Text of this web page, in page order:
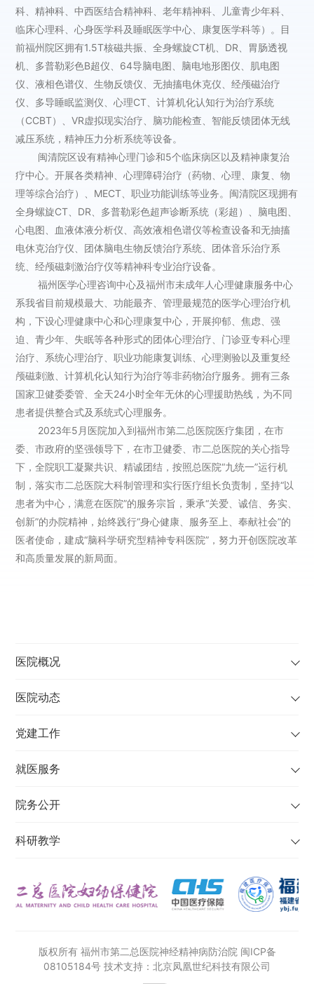
科、精神科、中西医结合精神科、老年精神科、儿童青少年科、
临床心理科、心身医学科及睡眠医学中心、康复医学科等）。目
前福州院区拥有1.5T核磁共振、全身螺旋CT机、DR、胃肠透视
机、多普勒彩色B超仪、64导脑电图、脑电地形图仪、肌电图
仪、液相色谱仪、生物反馈仪、无抽搐电休克仪、经颅磁治疗
仪、多导睡眠监测仪、心理CT、计算机化认知行为治疗系统
（CCBT）、VR虚拟现实治疗、脑功能检查、智能反馈团体无线
减压系统，精神压力分析系统等设备。
闽清院区设有精神心理门诊和5个临床病区以及精神康复治
疗中心。开展各类精神、心理障碍治疗（药物、心理、康复、物
理等综合治疗）、MECT、职业功能训练等业务。闽清院区现拥有
全身螺旋CT、DR、多普勒彩色超声诊断系统（彩超）、脑电图、
心电图、血液体液分析仪、高效液相色谱仪等检查设备和无抽搐
电休克治疗仪、团体脑电生物反馈治疗系统、团体音乐治疗系
统、经颅磁刺激治疗仪等精神科专业治疗设备。
福州医学心理咨询中心及福州市未成年人心理健康服务中心
系我省目前规模最大、功能最齐、管理最规范的医学心理治疗机
构，下设心理健康中心和心理康复中心，开展抑郁、焦虑、强
迫、青少年、失眠等各种形式的团体心理治疗、门诊亚专科心理
治疗、系统心理治疗、职业功能康复训练、心理测验以及重复经
颅磁刺激、计算机化认知行为治疗等非药物治疗服务。拥有三条
国家卫健委委管、全天24小时全年无休的心理援助热线，为不同
患者提供整合式及系统式心理服务。
2023年5月医院加入到福州市第二总医院医疗集团，在市
委、市政府的坚强领导下，在市卫健委、市二总医院的关心指导
下，全院职工凝聚共识、精诚团结，按照总医院“九统一”运行机
制，落实市二总医院大科制管理和实行医疗组长负责制，坚持“以
患者为中心，满意在医院”的服务宗旨，秉承“关爱、诚信、务实、
创新”的办院精神，始终践行“身心健康、服务至上、奉献社会”的
医者使命，建成“脑科学研究型精神专科医院”，努力开创医院改革
和高质量发展的新局面。
医院概况
医院动态
党建工作
就医服务
院务公开
科研教学
版权所有 福州市第二总医院神经精神病防治院 闽ICP备
08105184号 技术支持：北京凤凰世纪科技有限公司